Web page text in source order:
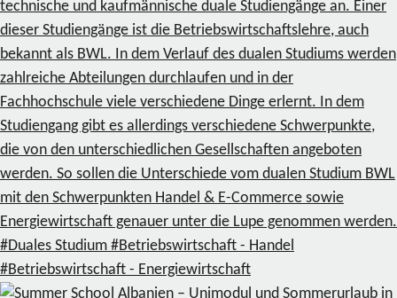
technische und kaufmännische duale Studiengänge an. Einer
dieser Studiengänge ist die Betriebswirtschaftslehre, auch
bekannt als BWL. In dem Verlauf des dualen Studiums werden
zahlreiche Abteilungen durchlaufen und in der
Fachhochschule viele verschiedene Dinge erlernt. In dem
Studiengang gibt es allerdings verschiedene Schwerpunkte,
die von den unterschiedlichen Gesellschaften angeboten
werden. So sollen die Unterschiede vom dualen Studium BWL
mit den Schwerpunkten Handel & E-Commerce sowie
Energiewirtschaft genauer unter die Lupe genommen werden.
#Duales Studium #Betriebswirtschaft - Handel
#Betriebswirtschaft - Energiewirtschaft